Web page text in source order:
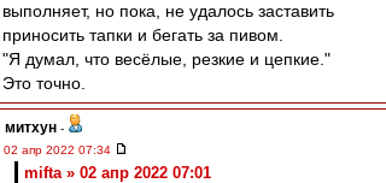
выполняет, но пока, не удалось заставить
приносить тапки и бегать за пивом.
"Я думал, что весёлые, резкие и цепкие."
Это точно.
митхун -
02 апр 2022 07:34
mifta » 02 апр 2022 07:01